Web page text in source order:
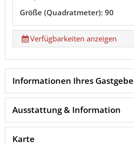
Größe (Quadratmeter): 90
Verfügbarkeiten anzeigen
Informationen Ihres
Ausstattung & Information
Karte